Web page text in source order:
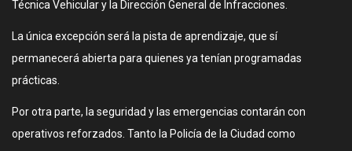
Técnica Vehicular y la Dirección General de Infracciones.
La única excepción será la pista de aprendizaje, que sí
permanecerá abierta para quienes ya tenían programadas
prácticas.
Por otra parte, la seguridad y las emergencias contarán con
operativos reforzados. Tanto la Policía de la Ciudad como